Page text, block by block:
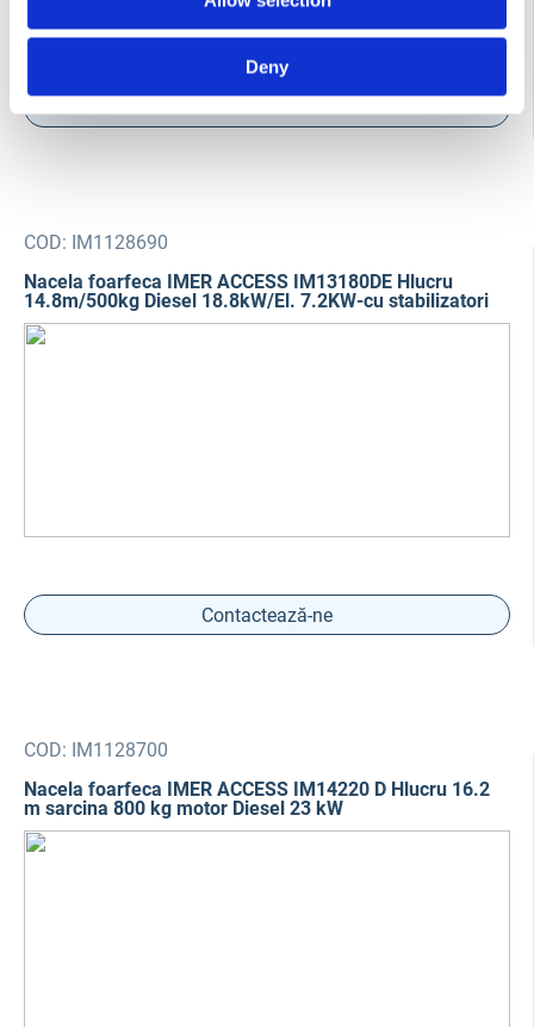
Deny
COD: IM1128690
Nacela foarfeca IMER ACCESS IM13180DE Hlucru
14.8m/500kg Diesel 18.8kW/El. 7.2KW-cu stabilizatori
Contactează-ne
COD: IM1128700
Nacela foarfeca IMER ACCESS IM14220 D Hlucru 16.2
m sarcina 800 kg motor Diesel 23 kW